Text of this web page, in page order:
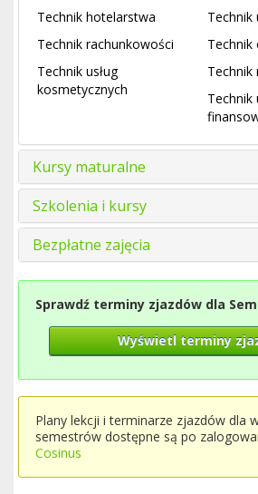
Technik hotelarstwa
Technik
Technik rachunkowości
Technik
Technik usług
kosmetycznych
Technik
Technik
Kursy maturalne
Szkolenia i kursy
Bezpłatne zajęcia
Sprawdź terminy zjazdów dla
Wyświetl terminy
Plany lekcji i terminarze zjazdów dla
semestrów dostępne są po
Cosinus